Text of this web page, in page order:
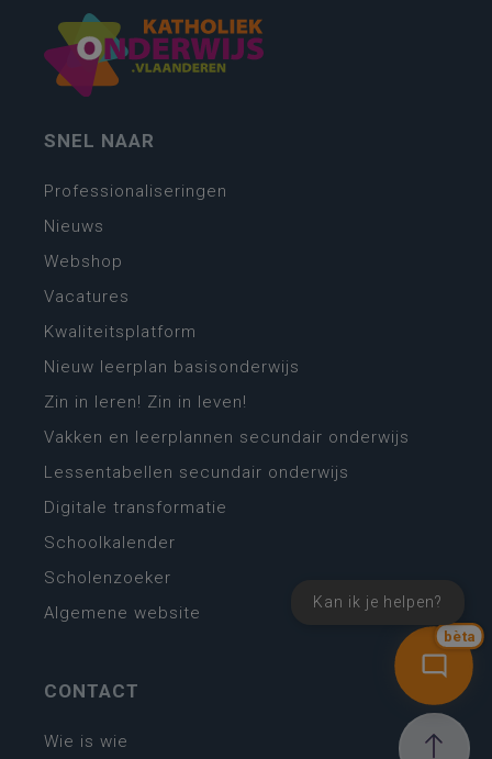
bèta
Kan ik je helpen?
SNEL NAAR
Professionaliseringen
Nieuws
Webshop
Vacatures
Kwaliteitsplatform
Nieuw leerplan basisonderwijs
Zin in leren! Zin in leven!
Vakken en leerplannen secundair onderwijs
Lessentabellen secundair onderwijs
Digitale transformatie
Schoolkalender
Scholenzoeker
Algemene website
CONTACT
Wie is wie